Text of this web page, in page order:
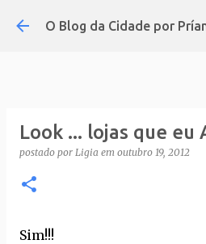
Pular para o
Look ... lojas que eu
postado por Ligia em outubro 19, 2012
Sim!!!